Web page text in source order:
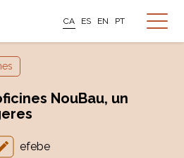
CA ES EN PT
NouBau, un
efebe